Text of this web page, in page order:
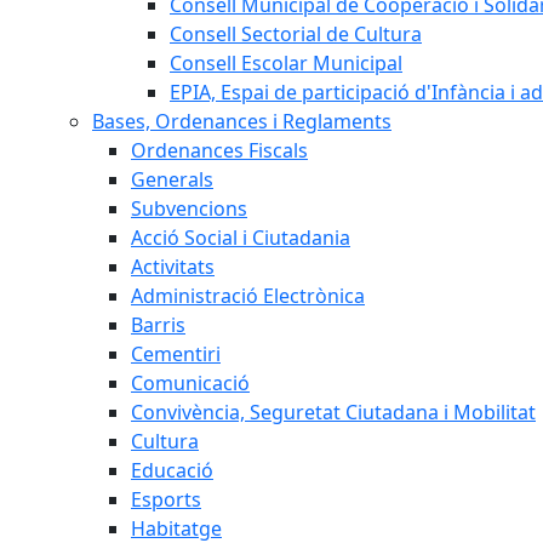
Consell Sectorial de Cultura
Consell Escolar Municipal
EPIA, Espai de participació d'Infància i
Bases, Ordenances i Reglaments
Ordenances Fiscals
Generals
Subvencions
Acció Social i Ciutadania
Activitats
Administració Electrònica
Barris
Cementiri
Comunicació
Convivència, Seguretat Ciutadana i Mobilitat
Cultura
Educació
Esports
Habitatge